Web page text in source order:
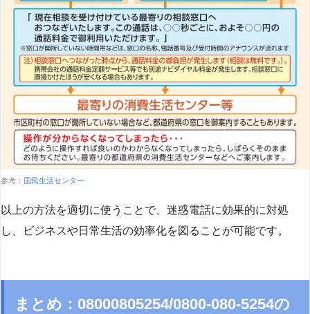
参考： 国民生活センター
以上の方法を適切に使うことで、迷惑電話に効果的に対処
し、ビジネスや日常生活の効率化を図ることが可能です。
まとめ：08000805254/0800-080-5254の